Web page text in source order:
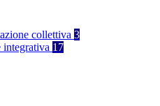
collettiva 3
integrativa 17